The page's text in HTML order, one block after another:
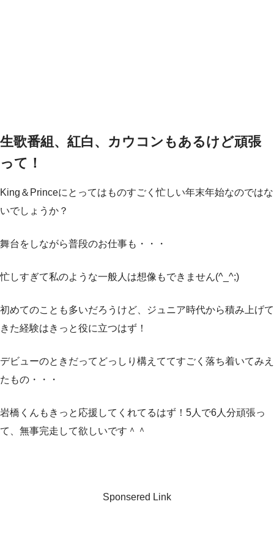
生歌番組、紅白、カウコンもあるけど頑張
って！
King＆Princeにとってはものすごく忙しい年末年始なのではな
いでしょうか？
舞台をしながら普段のお仕事も・・・
忙しすぎて私のような一般人は想像もできません(^_^;)
初めてのことも多いだろうけど、ジュニア時代から積み上げて
きた経験はきっと役に立つはず！
デビューのときだってどっしり構えててすごく落ち着いてみえ
たもの・・・
岩橋くんもきっと応援してくれてるはず！5人で6人分頑張っ
て、無事完走して欲しいです＾＾
Sponsered Link